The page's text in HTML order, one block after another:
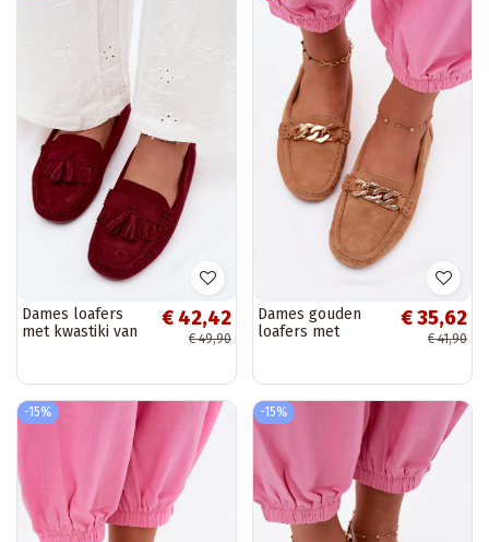
Dames loafers
met kwastiki van
€ 42,42
€ 49,90
Dames gouden
loafers met
Amaretto
€ 35,62
€ 41,90
-15% -15%